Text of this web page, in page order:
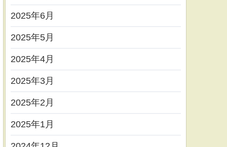
2025年6月
2025年5月
2025年4月
2025年3月
2025年2月
2025年1月